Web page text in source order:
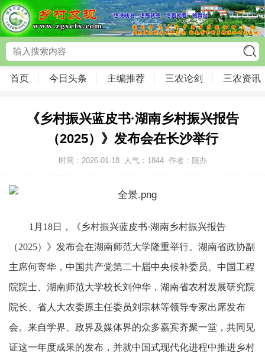
首页 今日头条 主编推荐 三农论剑 三农资讯
《乡村振兴蓝皮书·湖南乡村振兴报告
（2025）》发布会在长沙举行
时间：2026-01-18 人气： 1844 作者：院办
1月18日，《乡村振兴蓝皮书·湖南乡村振兴报告
（2025）》发布会在湖南师范大学隆重举行。湖南省政协副
主席何寄华，中国共产党第二十届中央候补委员、中国工程
院院士、湖南师范大学校长刘仲华，湖南省农村发展研究院
院长、省人大农委原主任委员刘宗林等领导专家出席发布
会。来自学界、政界及媒体界的众多嘉宾齐聚一堂，共同见
证这一年度成果的发布，并就中国式现代化进程中推进乡村